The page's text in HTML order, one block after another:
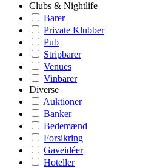
Clubs & Nightlife
Barer
Private Klubber
Pub
Stripbarer
Venues
Vinbarer
Diverse
Auktioner
Banker
Bedemænd
Forsikring
Gaveidéer
Hoteller